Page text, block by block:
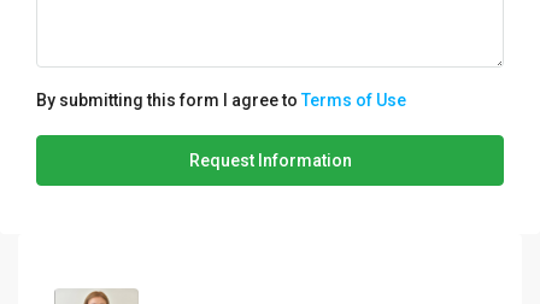
By submitting this form I agree toTerms of Use
Request Information